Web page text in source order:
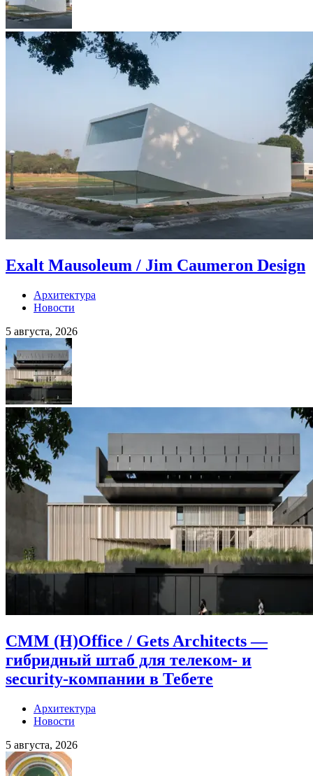
Exalt Mausoleum / Jim Caumeron Design
Архитектура
Новости
5 августа, 2026
CMM (H)Office / Gets Architects —
гибридный штаб для телеком- и
security-компании в Тебете
Архитектура
Новости
5 августа, 2026